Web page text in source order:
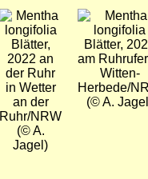
Bild
Blätter,
2022 an
der Ruhr
in Wetter
an der
Ruhr/NRW
(© A.
Jagel)
Bild
Blätter,
am
Witten-
Herbede/
(© A.